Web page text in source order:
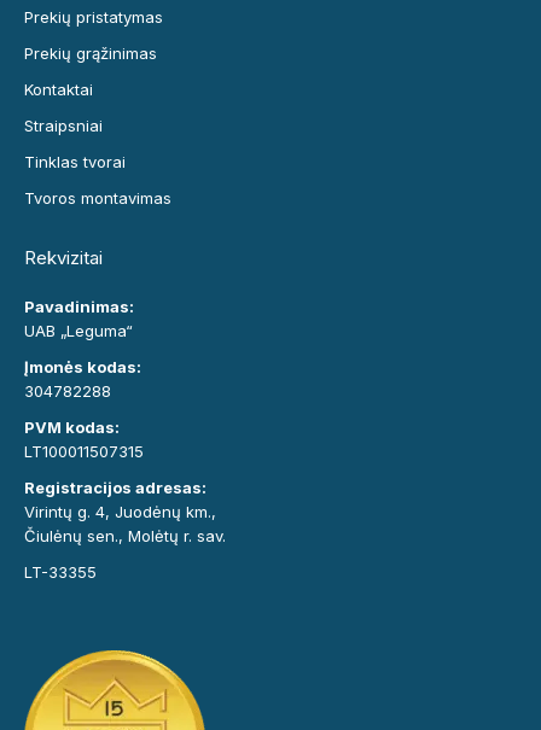
Prekių pristatymas
Prekių grąžinimas
Kontaktai
Straipsniai
Tinklas tvorai
Tvoros montavimas
Rekvizitai
Pavadinimas:
UAB „Leguma“
Įmonės kodas:
304782288
PVM kodas:
LT100011507315
Registracijos adresas:
Virintų g. 4, Juodėnų km.,
Čiulėnų sen., Molėtų r. sav.
LT-33355